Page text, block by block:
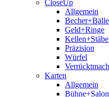
CloseUp
Allgemein
Becher+Bälle
Geld+Ringe
Kellen+Stäbe
Präzision
Würfel
Karten
Allgemein
Bühne+Salon